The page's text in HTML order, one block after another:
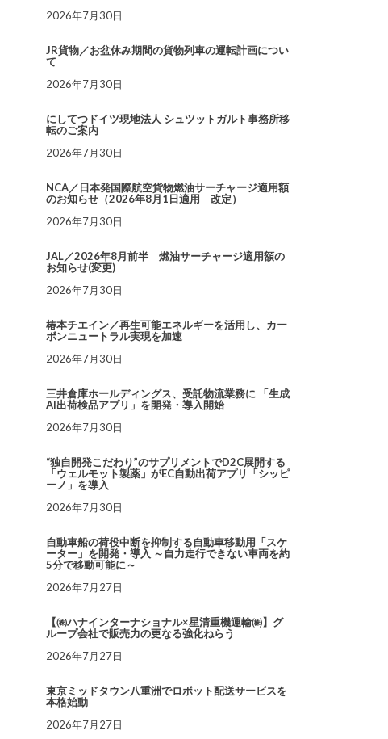
2026年7月30日
JR貨物／お盆休み期間の貨物列車の運転計画につい
て
2026年7月30日
にしてつドイツ現地法人 シュツットガルト事務所移
転のご案内
2026年7月30日
NCA／日本発国際航空貨物燃油サーチャージ適用額
のお知らせ（2026年8月1日適用 改定）
2026年7月30日
JAL／2026年8月前半 燃油サーチャージ適用額の
お知らせ(変更)
2026年7月30日
椿本チエイン／再生可能エネルギーを活用し、カー
ボンニュートラル実現を加速
2026年7月30日
三井倉庫ホールディングス、受託物流業務に 「生成
AI出荷検品アプリ」を開発・導入開始
2026年7月30日
“独自開発こだわり”のサプリメントでD2C展開する
「ウェルモット製薬」がEC自動出荷アプリ「シッピ
ーノ」を導入
2026年7月30日
自動車船の荷役中断を抑制する自動車移動用「スケ
ーター」を開発・導入 ～自力走行できない車両を約
5分で移動可能に～
2026年7月27日
【㈱ハナインターナショナル×星清重機運輸㈱】グ
ループ会社で販売力の更なる強化ねらう
2026年7月27日
東京ミッドタウン八重洲でロボット配送サービスを
本格始動
2026年7月27日